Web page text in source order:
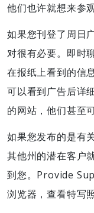
他们也许就想来参
如果您刊登了周日
对很有必要。即时
在报纸上看到的信
可以看到广告后详
的网站，他们甚至
如果您发布的是有
其他州的潜在客户
到您。Provide
浏览器，查看特写